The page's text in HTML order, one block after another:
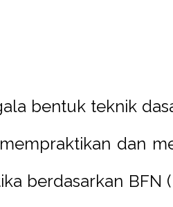
bentuk teknik
dan
berdasarkan BFN